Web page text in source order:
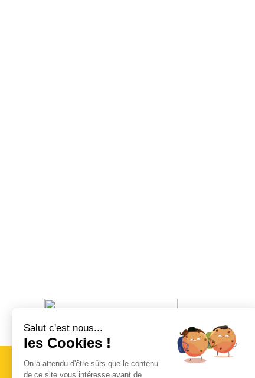
Organisé par RFO
Salut c'est nous...
les Cookies !
On a attendu d'être sûrs que le contenu
de ce site vous intéresse avant de